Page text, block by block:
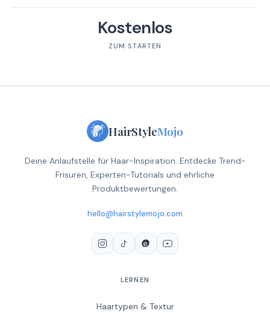
Kostenlos
ZUM STARTEN
HairStyleMojo
Deine Anlaufstelle für Haar-Inspiration. Entdecke Trend-
Frisuren, Experten-Tutorials und ehrliche
Produktbewertungen.
hello@hairstylemojo.com
LERNEN
Haartypen & Textur